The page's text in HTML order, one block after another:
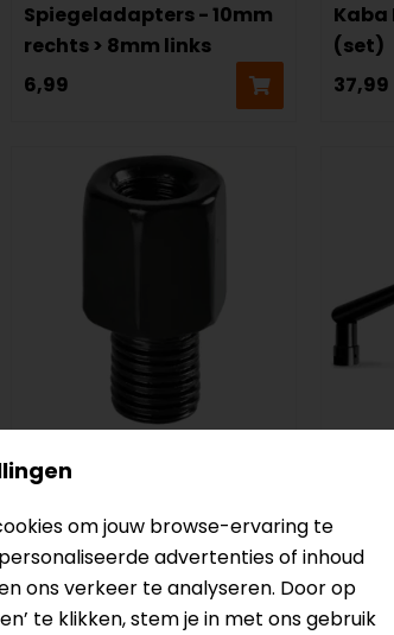
Spiegeladapters - 10mm
rechts > 8mm links
6,99
Kaba
(set)
37,99
Lampa
rechts > 10mm links
6,99 159,00
om jouw browse-ervaring te
advertenties of inhoud
ons verkeer te analyseren. Door op
te klikken, stem je in met ons gebruik